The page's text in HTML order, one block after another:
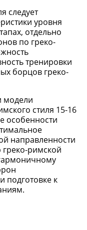
следует
уровня
отдельно
по греко-
тренировки
борцов греко-
модели
стиля 15-16
особенности
направленности
греко-римской
подготовке к